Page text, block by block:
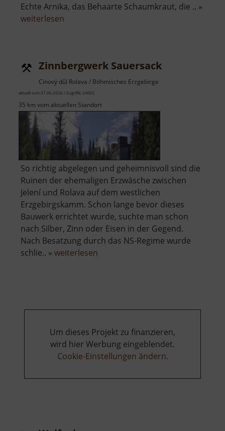
Echte Arnika, das Behaarte Schaumkraut, die .. »
weiterlesen
Zinnbergwerk Sauersack
Cínový důl Rolava / Böhmisches Erzgebirge
aktuell vom 07.06.2026 / Zugriffe: 24005
35 km vom aktuellen Standort
So richtig abgelegen und geheimnisvoll sind die
Ruinen der ehemaligen Erzwäsche zwischen
Jelení und Rolava auf dem westlichen
Erzgebirgskamm. Schon lange bevor dieses
Bauwerk errichtet wurde, suchte man schon
nach Silber, Zinn oder Eisen in der Gegend.
Nach Besatzung durch das NS-Regime wurde
schlie.. » weiterlesen
Um dieses Projekt zu finanzieren,
wird hier Werbung eingeblendet.
Cookie-Einstellungen ändern.